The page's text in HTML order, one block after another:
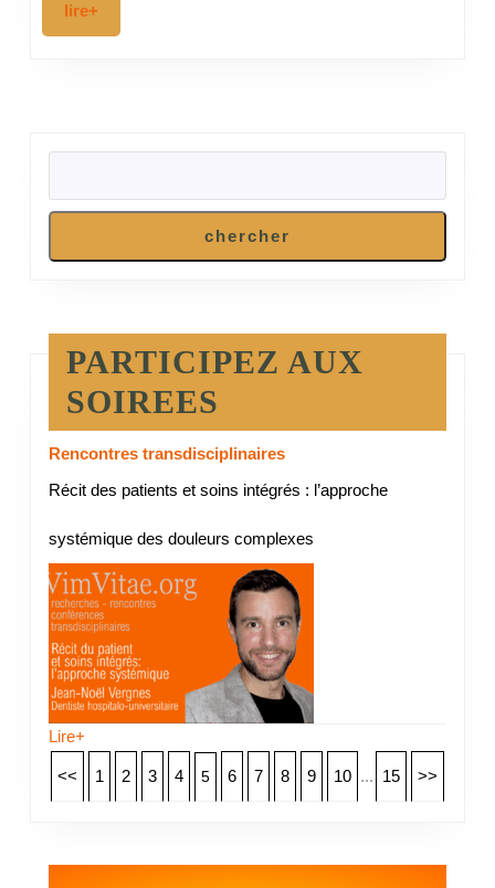
lire+
chercher
PARTICIPEZ AUX
SOIREES
Rencontres transdisciplinaires
Récit des patients et soins intégrés : l’approche
systémique des douleurs complexes
Lire+
<< 1 2 3 4 5 6 7 8 9 10 ... 15 >>